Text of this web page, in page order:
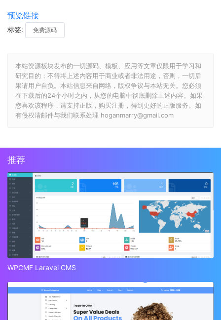
预览链接
标签: 免费源码
本站资源板块发布的一切源码、模板、应用等文章仅限用于学习和
研究目的；不得将上述内容用于商业或者非法用途，否则，一切后
果请用户自负。本站信息来自网络，版权争议与本站无关。您必须
在下载后的24个小时之内，从您的电脑中彻底删除上述内容。如果
您喜欢该程序，请支持正版，购买注册，得到更好的正版服务。如
有侵权请邮件与我们联系处理 hoganmarry@gmail.com
推荐
WPCMF Laravel CMS